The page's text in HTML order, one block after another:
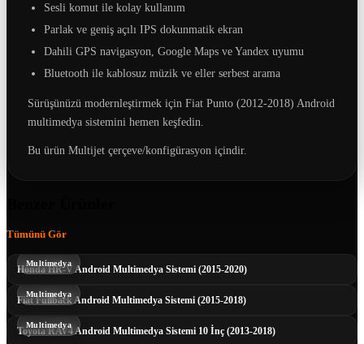
Sesli komut ile kolay kullanım
Parlak ve geniş açılı IPS dokunmatik ekran
Dahili GPS navigasyon, Google Maps ve Yandex uyumu
Bluetooth ile kablosuz müzik ve eller serbest arama
Sürüşünüzü modernleştirmek için Fiat Punto (2012-2018) Android
multimedya sistemini hemen keşfedin.
Bu ürün Multijet çerçeve/konfigürasyon içindir.
Tümünü Gör
Honda HR-V Android Multimedya Sistemi (2015-2020)
Multimedya
Fiat Fullback Android Multimedya Sistemi (2015-2018)
Multimedya
Toyota RAV4 Android Multimedya Sistemi 10 İnç (2013-2018)
Multimedya